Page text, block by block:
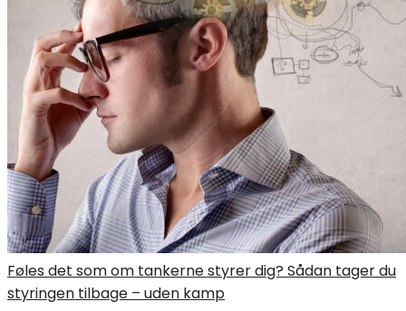
Føles det som om tankerne styrer dig? Sådan tager du
styringen tilbage – uden kamp